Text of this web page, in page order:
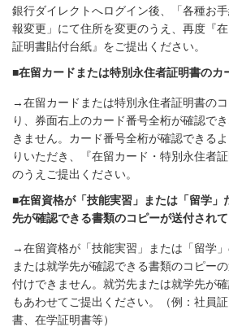
銀行ダイレクトへログイン後、「各種お
報変更」にて住所を変更のうえ、再度『
証明書貼付台紙』をご提出ください。
■在留カードまたは特別永住者証明書のカ
→在留カードまたは特別永住者証明書の
り、券面右上のカード番号全桁が確認で
きません。カード番号全桁が確認できる
りいただき、『在留カード・特別永住者
のうえご提出ください。
■在留資格が「技能実習」または「留学」
先が確認できる書類のコピーが送付され
→在留資格が「技能実習」または「留学
または就学先が確認できる書類のコピー
付けできません。就労先または就学先が
もあわせてご提出ください。（例：社員
書、在学証明書等）